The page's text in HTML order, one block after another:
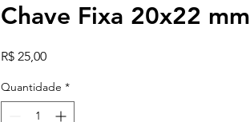
Chave Fixa 20x22 mm
R$ 25,00Preço
Quantidade *